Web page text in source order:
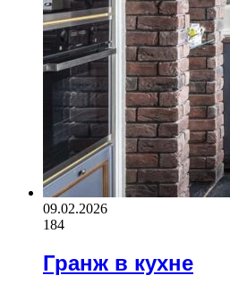
09.02.2026
184
Гранж в кухне